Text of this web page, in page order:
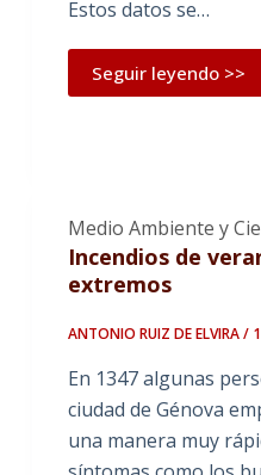
Estos datos se…
Seguir leyendo >>
Medio Ambiente y
Incendios de
extremos
ANTONIO RUIZ DE ELVIRA /
En 1347 algunas
ciudad de Génova
una manera muy